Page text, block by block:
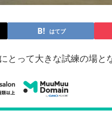
はてブ
って大きな試練の場と